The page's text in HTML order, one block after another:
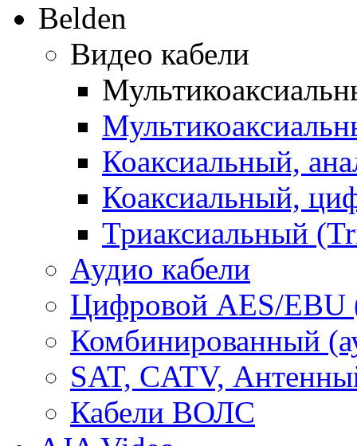
Belden
Видео кабели
Коаксиальный,
Коаксиальный,
Триаксиальный
Аудио кабели
Цифровой AES/
Комбинированный
SAT, CATV,
Кабели ВОЛС